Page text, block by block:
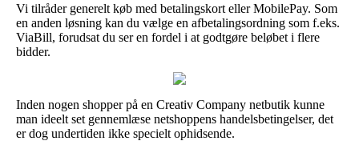
Vi tilråder generelt køb med betalingskort eller MobilePay. Som
en anden løsning kan du vælge en afbetalingsordning som f.eks.
ViaBill, forudsat du ser en fordel i at godtgøre beløbet i flere
bidder.
Inden nogen shopper på en Creativ Company netbutik kunne
man ideelt set gennemlæse netshoppens handelsbetingelser, det
er dog undertiden ikke specielt ophidsende.